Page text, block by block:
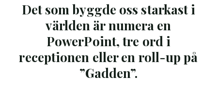
Det som byggde oss starkast i
världen är numera en
PowerPoint, tre ord i
receptionen eller en roll-up på
”Gadden”.